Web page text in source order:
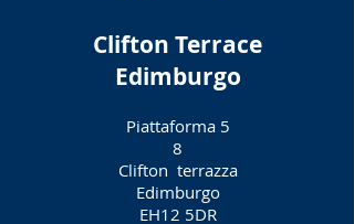
Clifton Terrace
Edimburgo
Piattaforma 5
8
Clifton terrazza
Edimburgo
EH12 5DR